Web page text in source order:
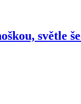
světle